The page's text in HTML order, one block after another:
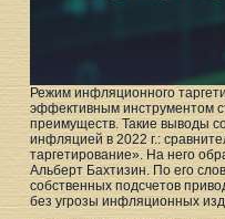
Режим инфляционного
эффективным инструментом
преимуществ. Такие выводы
инфляцией в 2022 г.:
таргетирование». На него
Альберт Бахтизин. По его
собственных подсчетов
без угрозы инфляционных